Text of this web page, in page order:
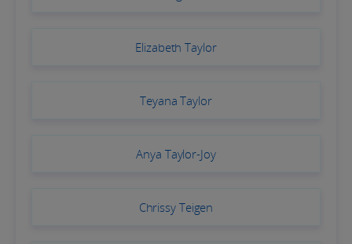
Elizabeth Taylor
Teyana Taylor
Anya Taylor-Joy
Chrissy Teigen